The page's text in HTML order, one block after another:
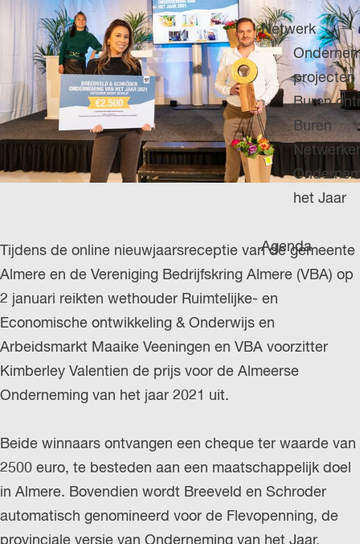
e
g
e
a
:
N
e
d
e
r
l
n
d
s
H
P
A
G
E
Netwerk
projecten
Buren
Buren
het Jaar
Agenda
Tijdens de online nieuwjaarsreceptie van de gemeente
Almere en de Vereniging Bedrijfskring Almere (VBA) op
2 januari reikten wethouder Ruimtelijke- en
Economische ontwikkeling & Onderwijs en
Arbeidsmarkt Maaike Veeningen en VBA voorzitter
Kimberley Valentien de prijs voor de Almeerse
Onderneming van het jaar 2021 uit.
Beide winnaars ontvangen een cheque ter waarde van
2500 euro, te besteden aan een maatschappelijk doel
in Almere. Bovendien wordt Breeveld en Schroder
automatisch genomineerd voor de Flevopenning, de
provinciale versie van Onderneming van het Jaar.